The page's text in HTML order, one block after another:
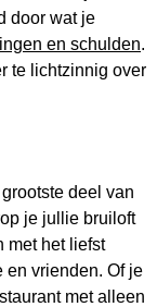
door wat je
en schulden.
te lichtzinnig over
deel van
je jullie bruiloft
met het liefst
en vrienden. Of je
met alleen